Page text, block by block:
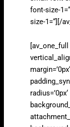
font-size-
size-1=“][/